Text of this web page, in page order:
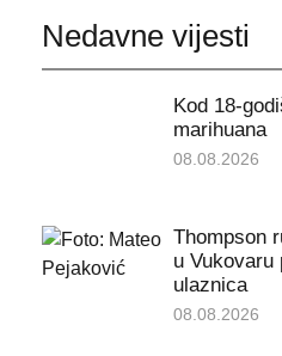
Nedavne vijesti
Kod 18-
marihuana
08.08.2026
Thompson
u Vukovaru
ulaznica
08.08.2026